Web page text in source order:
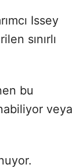
Issey
sınırlı
bu
veya